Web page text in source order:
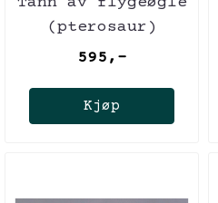
(pterosaur)
595,-
Kjøp